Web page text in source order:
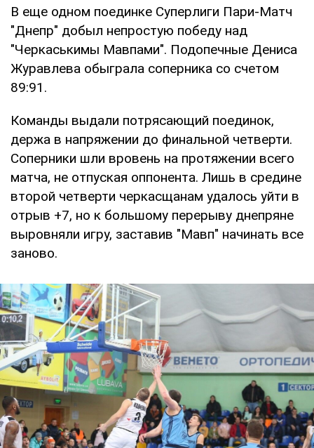
В еще одном поединке Суперлиги Пари-Матч
"Днепр" добыл непростую победу над
"Черкаськимы Мавпами". Подопечные Дениса
Журавлева обыграла соперника со счетом
89:91.
Команды выдали потрясающий поединок,
держа в напряжении до финальной четверти.
Соперники шли вровень на протяжении всего
матча, не отпуская оппонента. Лишь в средине
второй четверти черкасщанам удалось уйти в
отрыв +7, но к большому перерыву днепряне
выровняли игру, заставив "Мавп" начинать все
заново.